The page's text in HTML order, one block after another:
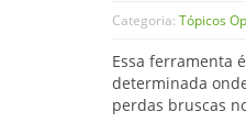
Categoria: Tópicos
Essa ferramenta
determinada
perdas bruscas